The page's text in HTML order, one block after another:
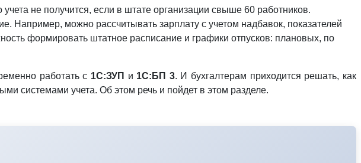
учета не получится, если в штате организации свыше 60 работников.
Например, можно рассчитывать зарплату с учетом надбавок, показателей
формировать штатное расписание и графики отпусков: плановых, по
работать с 1С:ЗУП и 1С:БП 3. И бухгалтерам приходится решать, как
системами учета. Об этом речь и пойдет в этом разделе.